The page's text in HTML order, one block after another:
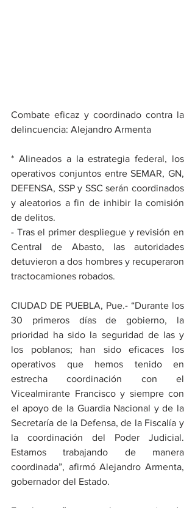
Combate eficaz y coordinado contra la
delincuencia: Alejandro Armenta
* Alineados a la estrategia federal, los
operativos conjuntos entre SEMAR, GN,
DEFENSA, SSP y SSC serán coordinados
y aleatorios a fin de inhibir la comisión
de delitos.
- Tras el primer despliegue y revisión en
Central de Abasto, las autoridades
detuvieron a dos hombres y recuperaron
tractocamiones robados.
CIUDAD DE PUEBLA, Pue.- “Durante los
30 primeros días de gobierno, la
prioridad ha sido la seguridad de las y
los poblanos; han sido eficaces los
operativos que hemos tenido en
estrecha coordinación con el
Vicealmirante Francisco y siempre con
el apoyo de la Guardia Nacional y de la
Secretaría de la Defensa, de la Fiscalía y
la coordinación del Poder Judicial.
Estamos trabajando de manera
coordinada”, afirmó Alejandro Armenta,
gobernador del Estado.